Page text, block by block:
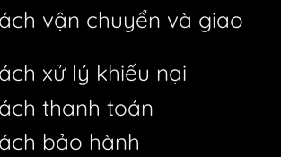
vận chuyển và giao
xử lý khiếu nại
thanh toán
bảo hành